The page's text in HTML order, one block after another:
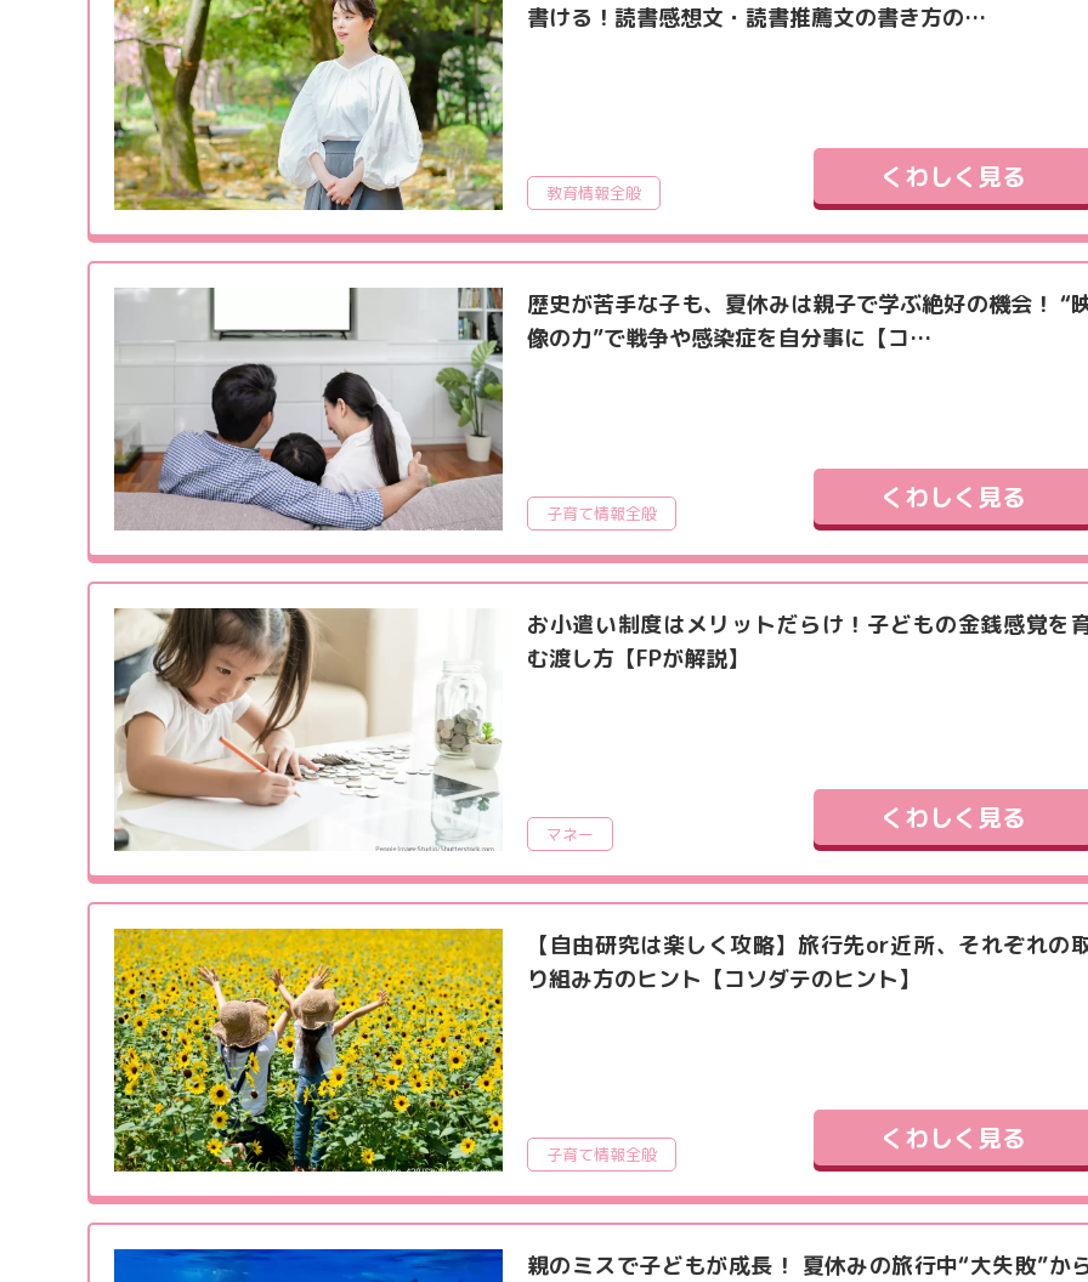
書ける！読書感想文・読書推薦文の書き方の…
教育情報全般 くわしく見る
歴史が苦手な子も、夏休みは親子で学ぶ絶好の機会！ “
像の力”で戦争や感染症を自分事に【コ…
子育て情報全般 くわしく見る
お小遣い制度はメリットだらけ！子どもの金銭感覚を
む渡し方【FPが解説】
マネー くわしく見る
【自由研究は楽しく攻略】旅行先or近所、それぞれの
り組み方のヒント【コソダテのヒント】
子育て情報全般 くわしく見る
親のミスで子どもが成長！ 夏休みの旅行中“大失敗”か